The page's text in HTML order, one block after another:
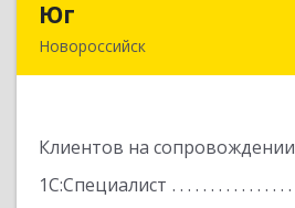
Юг
Новороссийск
Клиентов на сопровождении
1С:Специалист